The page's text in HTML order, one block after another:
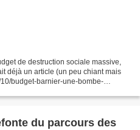
de destruction sociale massive,
déjà un article (un peu chiant mais
budget-barnier-une-bombe-
du parcours des